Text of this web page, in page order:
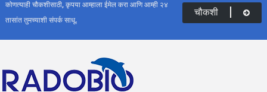
कोणत्याही चौकशीसाठी, कृपया आम्हाला ईमेल करा आणि आम्ही २४
तासांत तुमच्याशी संपर्क साधू.
चौकशी